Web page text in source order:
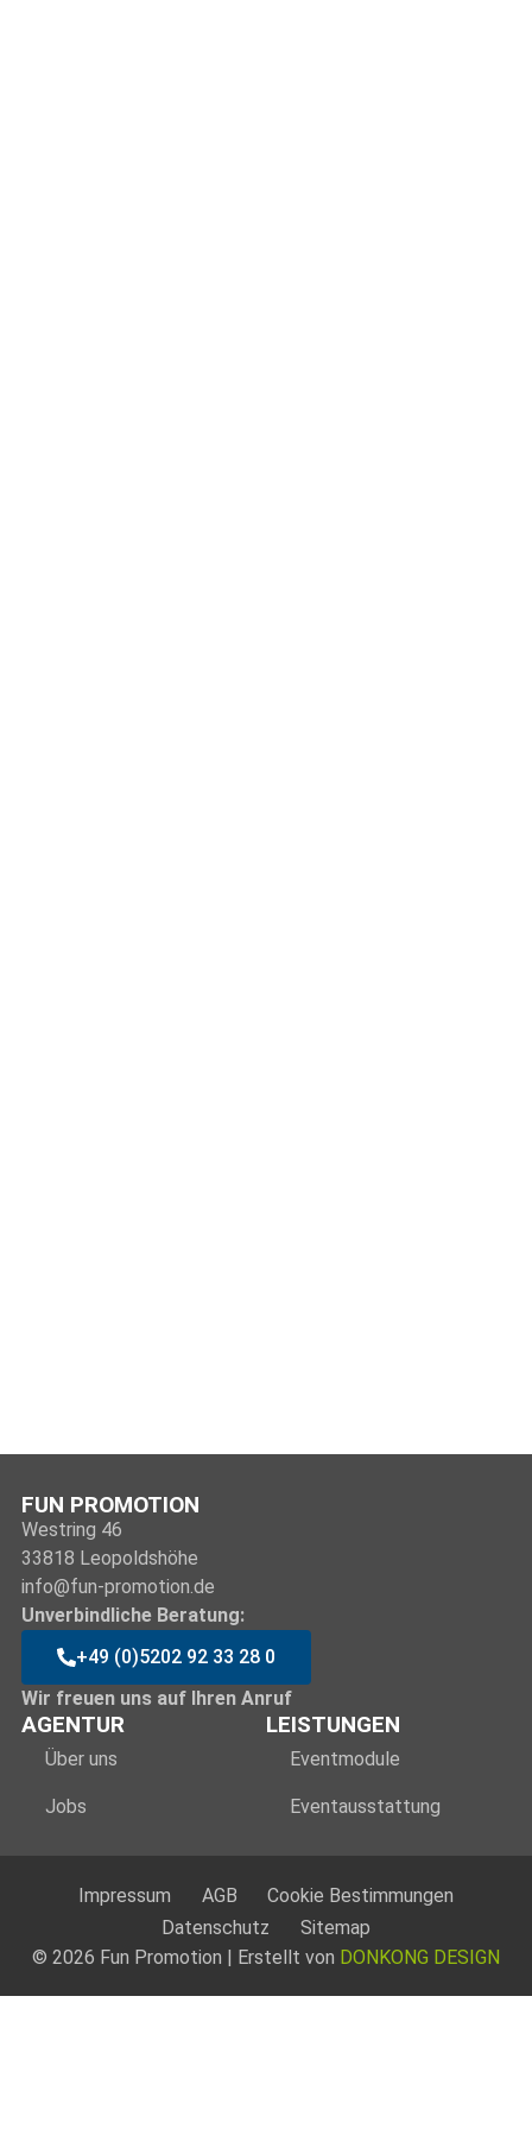
FUN PROMOTION
Westring 46
33818 Leopoldshöhe
info@fun-promotion.de
Unverbindliche Beratung:
+49 (0)5202 92 33 28 0
Wir freuen uns auf Ihren Anruf
AGENTUR
Über uns
Jobs
LEISTUNGEN
Eventmodule
Eventausstattung
© 2026 Fun Promotion | Erstellt von DONKONG DESIGN
Impressum AGB
Cookie Bestimmungen
Datenschutz
Sitemap